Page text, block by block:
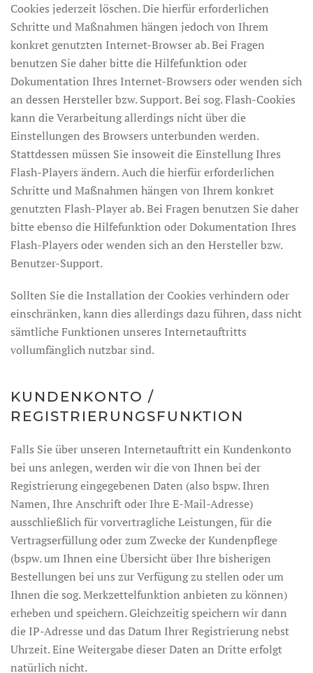
Cookies jederzeit löschen. Die hierfür erforderlichen
Schritte und Maßnahmen hängen jedoch von Ihrem
konkret genutzten Internet-Browser ab. Bei Fragen
benutzen Sie daher bitte die Hilfefunktion oder
Dokumentation Ihres Internet-Browsers oder wenden sich
an dessen Hersteller bzw. Support. Bei sog. Flash-Cookies
kann die Verarbeitung allerdings nicht über die
Einstellungen des Browsers unterbunden werden.
Stattdessen müssen Sie insoweit die Einstellung Ihres
Flash-Players ändern. Auch die hierfür erforderlichen
Schritte und Maßnahmen hängen von Ihrem konkret
genutzten Flash-Player ab. Bei Fragen benutzen Sie daher
bitte ebenso die Hilfefunktion oder Dokumentation Ihres
Flash-Players oder wenden sich an den Hersteller bzw.
Benutzer-Support.
Sollten Sie die Installation der Cookies verhindern oder
einschränken, kann dies allerdings dazu führen, dass nicht
sämtliche Funktionen unseres Internetauftritts
vollumfänglich nutzbar sind.
KUNDENKONTO /
REGISTRIERUNGSFUNKTION
Falls Sie über unseren Internetauftritt ein Kundenkonto
bei uns anlegen, werden wir die von Ihnen bei der
Registrierung eingegebenen Daten (also bspw. Ihren
Namen, Ihre Anschrift oder Ihre E-Mail-Adresse)
ausschließlich für vorvertragliche Leistungen, für die
Vertragserfüllung oder zum Zwecke der Kundenpflege
(bspw. um Ihnen eine Übersicht über Ihre bisherigen
Bestellungen bei uns zur Verfügung zu stellen oder um
Ihnen die sog. Merkzettelfunktion anbieten zu können)
erheben und speichern. Gleichzeitig speichern wir dann
die IP-Adresse und das Datum Ihrer Registrierung nebst
Uhrzeit. Eine Weitergabe dieser Daten an Dritte erfolgt
natürlich nicht.